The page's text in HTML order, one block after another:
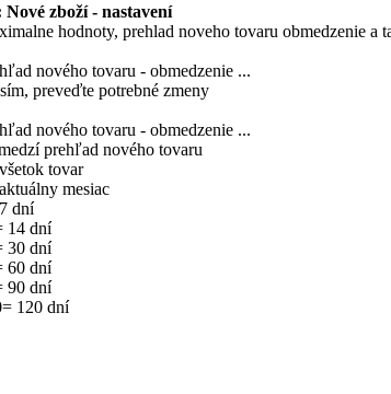
Nové zboží - nastavení
hodnoty, prehlad noveho tovaru obmedzenie a
nového tovaru - obmedzenie ...
preveďte potrebné zmeny
nového tovaru - obmedzenie ...
prehľad nového tovaru
tovar
mesiac
dní
14 dní
30 dní
60 dní
90 dní
120 dní